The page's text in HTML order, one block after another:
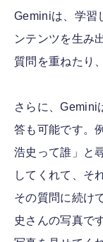
Geminiは、学習
ンテンツを生み
質問を重ねたり
さらに、Gemini
答も可能です。
浩史って誰」と
してくれて、そ
その質問に続け
史さんの写真で